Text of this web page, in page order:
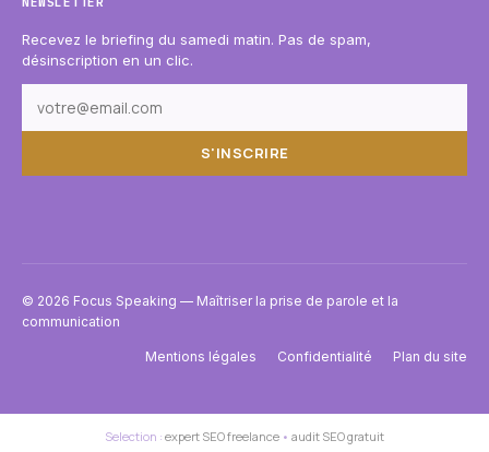
Recevez le briefing du samedi matin. Pas de spam,
désinscription en un clic.
S'INSCRIRE
© 2026 Focus Speaking — Maîtriser la prise de parole et la
communication
Mentions légales Confidentialité Plan du site
Selection : expert SEO freelance • audit SEO gratuit